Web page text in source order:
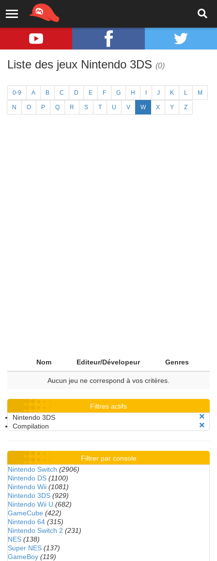
Liste des jeux Nintendo 3DS (0)
0-9 A B C D E F G H J K L M
N O P Q R S T U V W X Y Z
Nom Editeur/Dévelopeur Genres
Aucun jeu ne correspond à vos critères.
Filtres actifs
Nintendo 3DS
Compilation
Filtrer par console
Nintendo Switch (2906)
Nintendo DS (1100)
Nintendo Wii (1081)
Nintendo 3DS (929)
Nintendo Wii U (682)
GameCube (422)
Nintendo 64 (315)
Nintendo Switch 2 (231)
NES (138)
Super NES (137)
GameBoy (119)